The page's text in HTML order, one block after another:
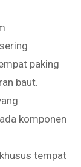
paking
baut.
komponen
tempat